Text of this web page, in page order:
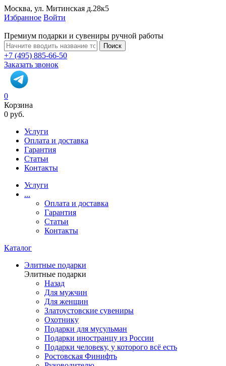
Москва, ул. Митинская д.28к5
Избранное Войти
Премиум подарки и сувениры ручной работы
Поиск
+7 (495) 885-66-50
Заказать звонок
0
Корзина
0 руб.
Услуги
Оплата и доставка
Гарантия
Статьи
Контакты
Услуги
...
Оплата и доставка
Гарантия
Статьи
Контакты
Каталог
Элитные подарки
Элитные подарки
Назад
Для мужчин
Для женщин
Златоустовские сувениры
Охотнику
Подарки для мусульман
Подарки иностранцу из России
Подарки человеку, у которого всё есть
Ростовская Финифть